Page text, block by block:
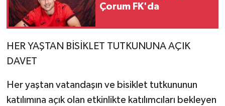
Çorum FK'da
HER YAŞTAN BİSİKLET TUTKUNUNA AÇIK
DAVET
Her yaştan vatandaşın ve bisiklet tutkununun
katılımına açık olan etkinlikte katılımcıları bekleyen